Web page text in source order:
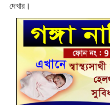
দেখার।